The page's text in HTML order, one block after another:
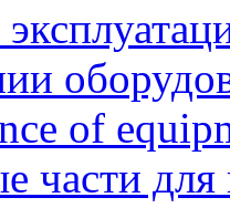
of
части для